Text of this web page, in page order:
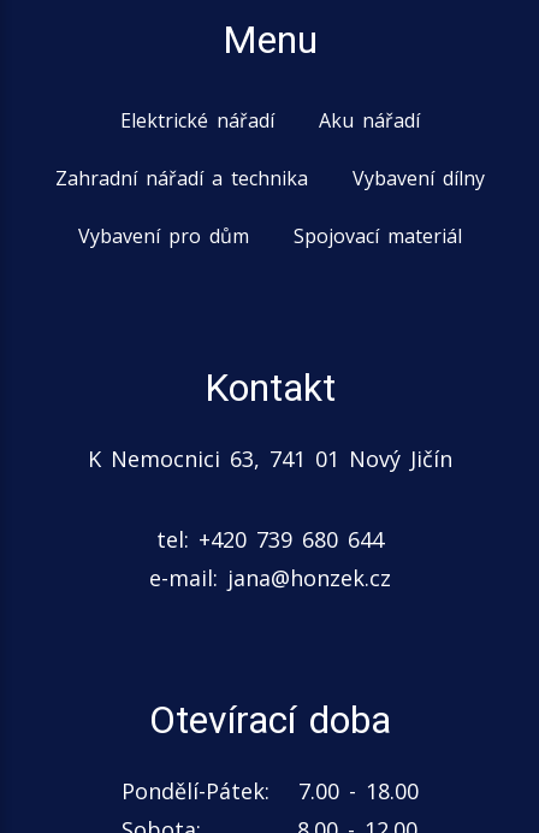
Menu
Elektrické nářadí Aku nářadí
Zahradní nářadí a technika Vybavení dílny
Vybavení pro dům Spojovací materiál
Kontakt
K Nemocnici 63, 741 01 Nový Jičín
tel: +420 739 680 644
e-mail: jana@honzek.cz
Otevírací doba
Pondělí-Pátek: 7.00 - 18.00